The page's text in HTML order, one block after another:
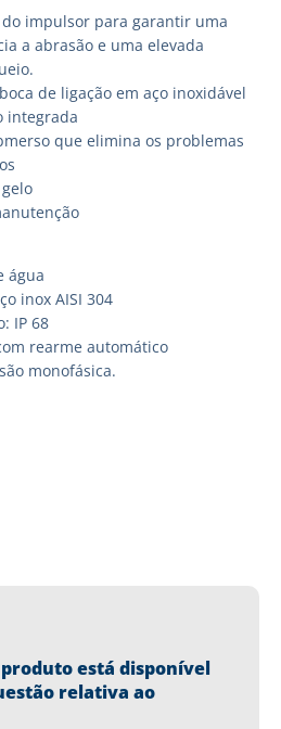
impulsor para garantir uma
a abrasão e uma elevada
de ligação em aço inoxidável
integrada
que elimina os problemas
água
inox AISI 304
IP 68
rearme automático
monofásica.
produto está disponível
relativa ao